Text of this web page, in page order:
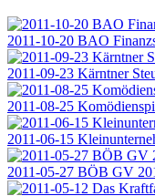
2011-10-20 BAO
2011-09-23 Kärntner
2011-08-25
2011-06-15
2011-05-27 BÖB GV